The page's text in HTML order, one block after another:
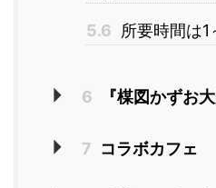
5.6 所要時間は1
6 『楳図かずお
7 コラボカフェ